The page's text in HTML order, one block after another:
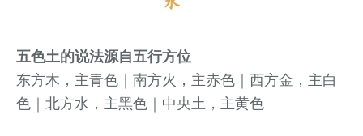
五色土的说法源自五行方位
东方木，主青色｜南方火，主赤色｜西方金，主白
色｜北方水，主黑色｜中央土，主黄色